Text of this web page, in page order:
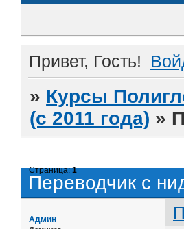
Привет, Гость!
» Курсы
(с 2011 года) »
Переводчик с
Страница:1
Админ